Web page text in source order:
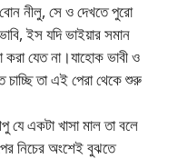
নীলু, সে ও দেখতে পুরো
ইস যদি ভাইয়ার সমান
যেত না।যাহোক ভাবী ও
তা এই পেরা থেকে শুরু
যে একটা খাসা মাল তা বলে
নিচের অংশেই বুঝতে